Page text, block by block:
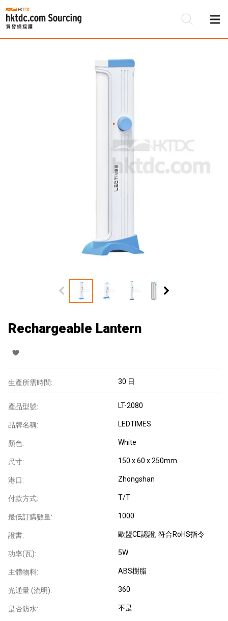
Rechargeable Lantern
生產所需時間: 30 日
產品型號: LT-2080
品牌名稱: LEDTIMES
顏色: White
尺寸: 150 x 60 x 250mm
港口: Zhongshan
付款方式: T/T
最低訂購數量: 1000
證書: 歐盟CE認證, 符合RoHS指令
功率(瓦): 5W
主體物料: ABS樹脂
光通量 (流明): 360
是否防水: 不是